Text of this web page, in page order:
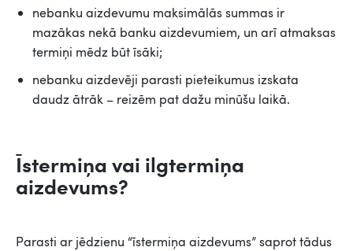
nebanku aizdevumu maksimālās summas ir
mazākas nekā banku aizdevumiem, un arī atmaksas
termiņi mēdz būt īsāki;
nebanku aizdevēji parasti pieteikumus izskata
daudz ātrāk – reizēm pat dažu minūšu laikā.
Īstermiņa vai ilgtermiņa
aizdevums?
Parasti ar jēdzienu “īstermiņa aizdevums” saprot tādus